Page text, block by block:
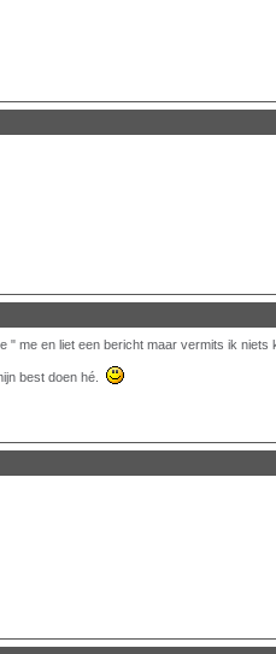
me en liet een bericht maar vermits ik niets
best doen hé.